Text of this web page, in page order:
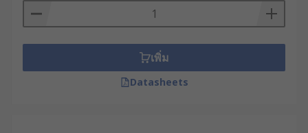
เพิ่ม
Datasheets